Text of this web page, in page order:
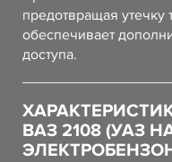
предотвращая утечку
обеспечивает
доступа.
ВАЗ 2108 (УАЗ